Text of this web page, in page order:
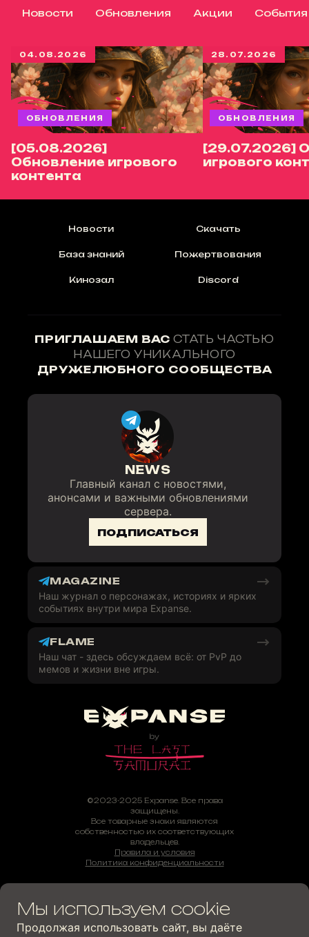
Новости Обновления Акции События
04.08.2026
ОБНОВЛЕНИЯ
[05.08.2026]
Обновление игрового
контента
28.07.2026
ОБНОВЛЕНИЯ
[29.07.2026]
игрового
Мы используем cookie
Продолжая использовать сайт, вы даёте
Новости Скачать
База знаний Пожертвования
Кинозал Discord
ПРИГЛАШАЕМ ВАССТАТЬ ЧАСТЬЮ
НАШЕГО УНИКАЛЬНОГО
ДРУЖЕЛЮБНОГО СООБЩЕСТВА
NEWS
Главный канал с новостями,
анонсами и важными обновлениями
сервера.
ПОДПИСАТЬСЯ
MAGAZINE
Наш журнал о персонажах, историях и ярких
событиях внутри мира Expanse.
FLAME
Наш чат - здесь обсуждаем всё: от PvP до
мемов и жизни вне игры.
©2023-2025 Expanse. Все права
защищены.
Все товарные знаки являются
собственностью их соответствующих
владельцев.
Правила и условия
Политика конфиденциальности